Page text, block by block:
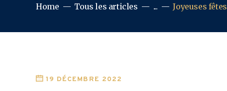
Home Tous les articles ... Joyeuses fêtes
19 DÉCEMBRE 2022